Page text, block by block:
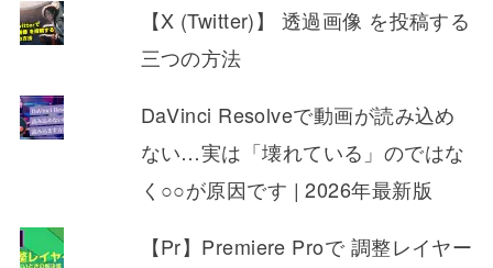
【X (Twitter)】 透過画像 を投稿する
三つの方法
DaVinci Resolveで動画が読み込め
ない…実は「壊れている」のではな
く○○が原因です | 2026年最新版
【Pr】Premiere Proで 調整レイヤー